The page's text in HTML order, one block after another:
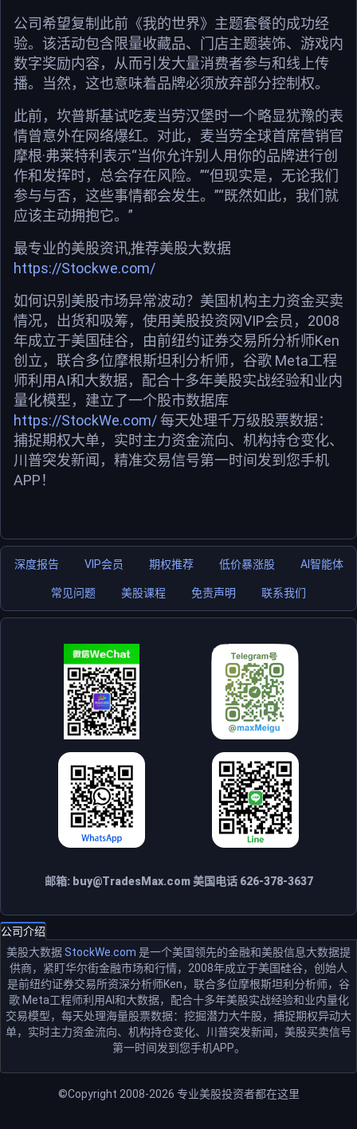
公司希望复制此前《我的世界》主题套餐的成功经
验。该活动包含限量收藏品、门店主题装饰、游戏内
数字奖励内容，从而引发大量消费者参与和线上传
播。当然，这也意味着品牌必须放弃部分控制权。
此前，坎普斯基试吃麦当劳汉堡时一个略显犹豫的表
情曾意外在网络爆红。对此，麦当劳全球首席营销官
摩根·弗莱特利表示“当你允许别人用你的品牌进行创
作和发挥时，总会存在风险。”“但现实是，无论我们
参与与否，这些事情都会发生。”“既然如此，我们就
应该主动拥抱它。”
最专业的美股资讯,推荐美股大数据
https://Stockwe.com/
如何识别美股市场异常波动？美国机构主力资金买卖
情况，出货和吸筹，使用美股投资网VIP会员，2008
年成立于美国硅谷，由前纽约证券交易所分析师Ken
创立，联合多位摩根斯坦利分析师，谷歌 Meta工程
师利用AI和大数据，配合十多年美股实战经验和业内
量化模型，建立了一个股市数据库
https://StockWe.com/每天处理千万级股票数据：
捕捉期权大单，实时主力资金流向、机构持仓变化、
川普突发新闻，精准交易信号第一时间发到您手机
APP！
深度报告 VIP会员 期权推荐 低价暴涨股 AI智能体
常见问题 美股课程 免责声明 联系我们
邮箱: buy@TradesMax.com美国电话 626-378-3637
公司介绍
美股大数据StockWe.com 是一个美国领先的金融和美股信息大数据提
供商，紧盯华尔街金融市场和行情，2008年成立于美国硅谷，创始人
是前纽约证券交易所资深分析师Ken，联合多位摩根斯坦利分析师，谷
歌 Meta工程师利用AI和大数据，配合十多年美股实战经验和业内量化
交易模型，每天处理海量股票数据：挖掘潜力大牛股，捕捉期权异动大
单，实时主力资金流向、机构持仓变化、川普突发新闻，美股买卖信号
第一时间发到您手机APP。
©Copyright 2008-2026 专业美股投资者都在这里